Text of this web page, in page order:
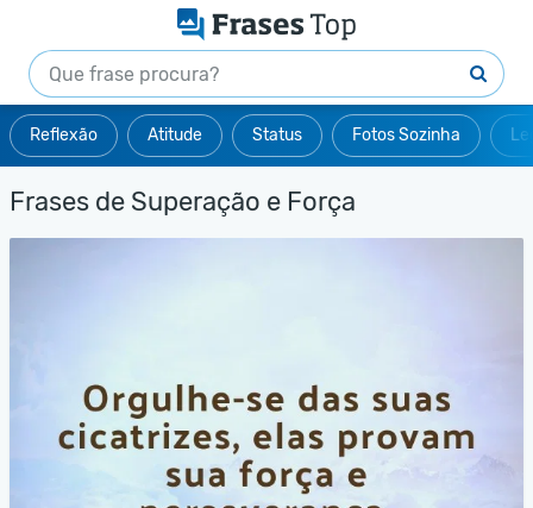
Reflexão Atitude Status Fotos Sozinha
Frases de Superação e Força